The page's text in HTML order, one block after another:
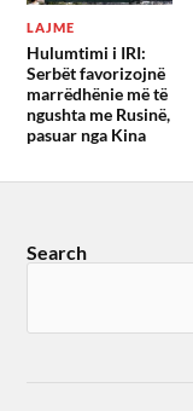
LAJME
Hulumtimi i IRI:
Serbët favorizojnë
marrëdhënie më të
ngushta me Rusinë,
pasuar nga Kina
Search